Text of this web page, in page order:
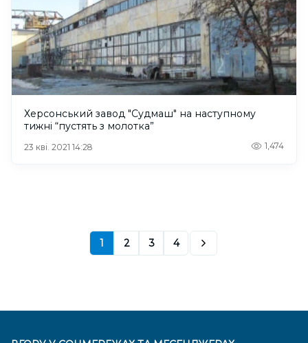
Херсонський завод "Судмаш" на наступному
тижні “пустять з молотка”
23 кві. 2021 14:28 1,474
1 2 3 4